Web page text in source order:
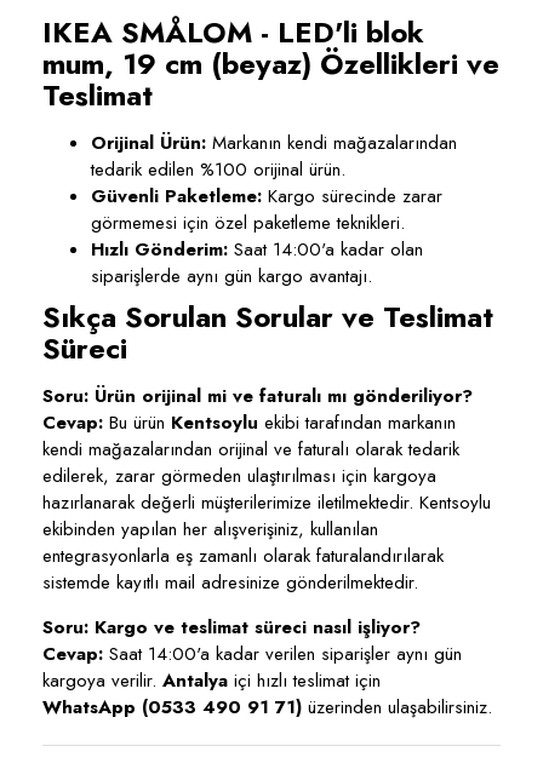
IKEA SMÅLOM - LED'li blok
mum, 19 cm (beyaz) Özellikleri ve
Teslimat
Orijinal Ürün: Markanın kendi mağazalarından
tedarik edilen %100 orijinal ürün.
Güvenli Paketleme: Kargo sürecinde zarar
görmemesi için özel paketleme teknikleri.
Hızlı Gönderim: Saat 14:00'a kadar olan
siparişlerde aynı gün kargo avantajı.
Sıkça Sorulan Sorular ve Teslimat
Süreci
Soru: Ürün orijinal mi ve faturalı mı gönderiliyor?
Cevap: Bu ürün Kentsoylu ekibi tarafından markanın
kendi mağazalarından orijinal ve faturalı olarak tedarik
edilerek, zarar görmeden ulaştırılması için kargoya
hazırlanarak değerli müşterilerimize iletilmektedir. Kentsoylu
ekibinden yapılan her alışverişiniz, kullanılan
entegrasyonlarla eş zamanlı olarak faturalandırılarak
sistemde kayıtlı mail adresinize gönderilmektedir.
Soru: Kargo ve teslimat süreci nasıl işliyor?
Cevap: Saat 14:00'a kadar verilen siparişler aynı gün
kargoya verilir. Antalya içi hızlı teslimat için
WhatsApp (0533 490 91 71) üzerinden ulaşabilirsiniz.